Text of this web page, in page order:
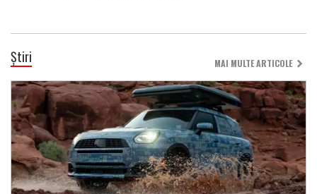
Știri MAI MULTE ARTICOLE